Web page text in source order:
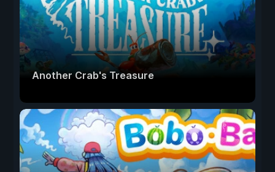
Another Crab's Treasure